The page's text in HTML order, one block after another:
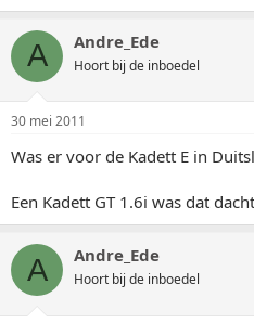
A Andre_Ede
Hoort bij de inboedel
30 mei 2011
Was er voor de Kadett E in
Een Kadett GT 1.6i was dat
A Andre_Ede
Hoort bij de inboedel